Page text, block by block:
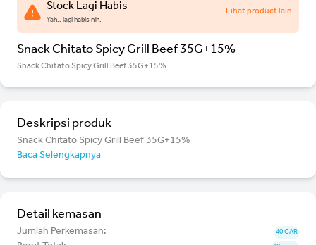
Stock Lagi Habis
Yah.. lagi habis nih.
Lihat product lain
Snack Chitato Spicy Grill Beef 35G+15%
Snack Chitato Spicy Grill Beef 35G+15%
Deskripsi produk
Snack Chitato Spicy Grill Beef 35G+15%
Baca Selengkapnya
Detail kemasan
Jumlah Perkemasan: 40 CAR